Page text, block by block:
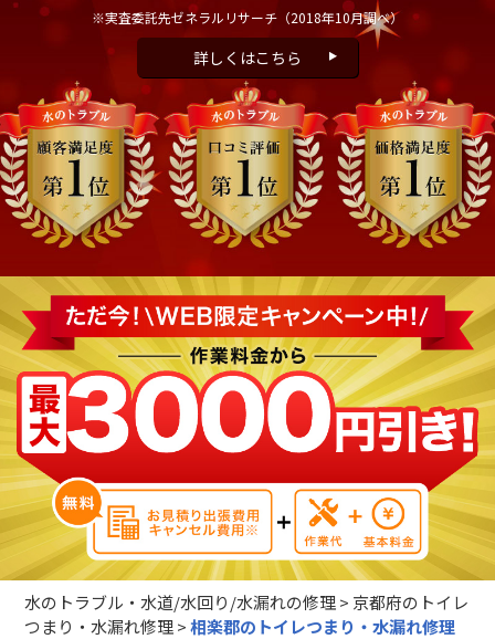
※実査委託先ゼネラルリサーチ （2018年10月調べ）
詳しくはこちら
水のトラブル・水道/水回り/水漏れの修理> 京都府のトイレ
つまり・水漏れ修理>相楽郡のトイレつまり・水漏れ修理